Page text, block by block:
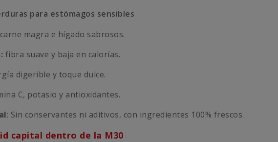
para estómagos sensibles
carne magra e hígado sabrosos.
fibra suave y baja en calorías.
digerible y toque dulce.
C, potasio y antioxidantes.
: Sin conservantes ni aditivos, con ingredientes 100% frescos.
capital dentro de la M30